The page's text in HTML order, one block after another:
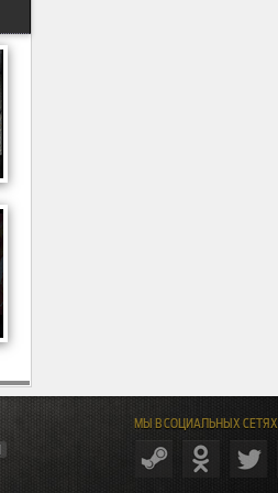
МЫ В СОЦИАЛЬНЫХ СЕТЯХ